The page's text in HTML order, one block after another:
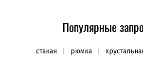
Популярные
стакан рюмка